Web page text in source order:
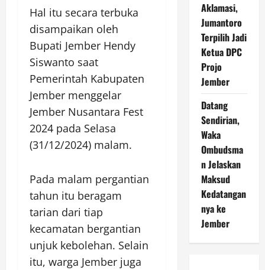
Hal itu secara terbuka
disampaikan oleh
Bupati Jember Hendy
Siswanto saat
Pemerintah Kabupaten
Jember menggelar
Jember Nusantara Fest
2024 pada Selasa
(31/12/2024) malam.
Pada malam pergantian
tahun itu beragam
tarian dari tiap
kecamatan bergantian
unjuk kebolehan. Selain
itu, warga Jember juga
Aklamasi,
Jumantoro
Terpilih Jadi
Ketua DPC
Projo
Jember
Datang
Sendirian,
Waka
Ombudsma
n Jelaskan
Maksud
Kedatangan
nya ke
Jember